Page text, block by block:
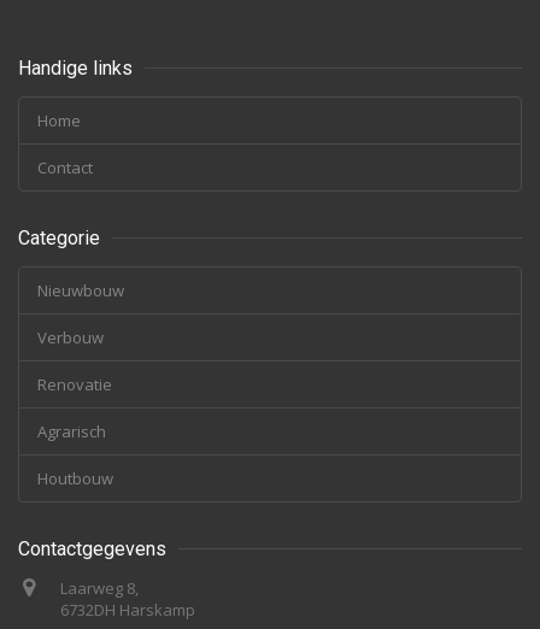
Handige links
Home
Contact
Categorie
Nieuwbouw
Verbouw
Renovatie
Agrarisch
Houtbouw
Contactgegevens
Laarweg 8,
6732DH Harskamp